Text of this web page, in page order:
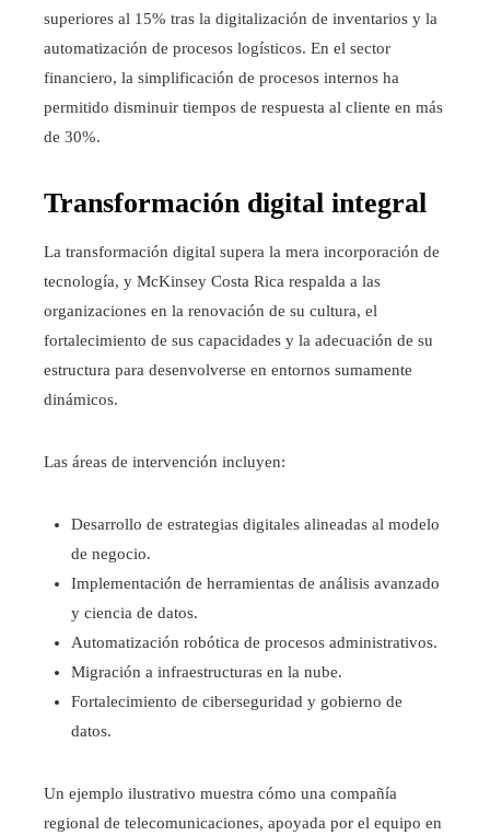
superiores al 15% tras la digitalización de inventarios y la
automatización de procesos logísticos. En el sector
financiero, la simplificación de procesos internos ha
permitido disminuir tiempos de respuesta al cliente en más
de 30%.
Transformación digital integral
La transformación digital supera la mera incorporación de
tecnología, y McKinsey Costa Rica respalda a las
organizaciones en la renovación de su cultura, el
fortalecimiento de sus capacidades y la adecuación de su
estructura para desenvolverse en entornos sumamente
dinámicos.
Las áreas de intervención incluyen:
Desarrollo de estrategias digitales alineadas al modelo
de negocio.
Implementación de herramientas de análisis avanzado
y ciencia de datos.
Automatización robótica de procesos administrativos.
Migración a infraestructuras en la nube.
Fortalecimiento de ciberseguridad y gobierno de
datos.
Un ejemplo ilustrativo muestra cómo una compañía
regional de telecomunicaciones, apoyada por el equipo en